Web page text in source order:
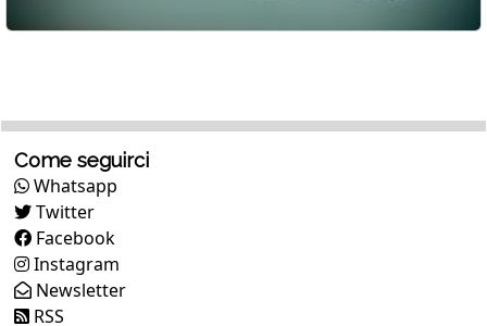
Come seguirci
Whatsapp
Twitter
Facebook
Instagram
Newsletter
RSS